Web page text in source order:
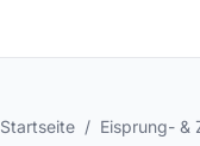
Startseite / Eisprung- &